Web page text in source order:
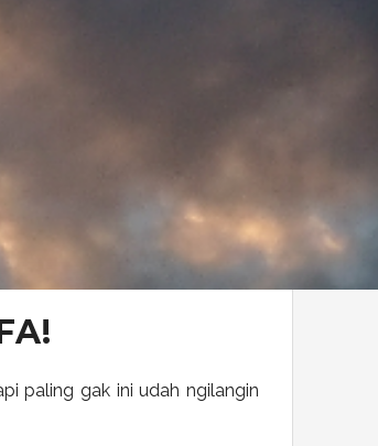
paling gak ini udah ngilangin